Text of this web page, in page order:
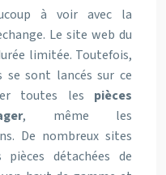
à voir avec la
Le site web du
limitée. Toutefois,
se sont lancés sur ce
toutes les pièces
, même les
De nombreux sites
pièces détachées de